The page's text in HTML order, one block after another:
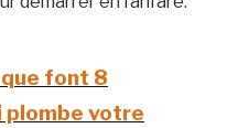
font 8
plombe votre